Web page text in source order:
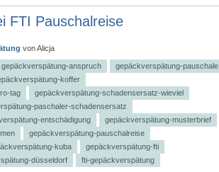
FTI Pauschalreise
vonAlicja
gepäckverspätung-anspruch
gepäckverspätung-pauschale
koffer
tag
gepäckverspätung-schadensersatz-wieviel
paschaler-schadensersatz
entschädigung
gepäckverspätung-musterbrief
gepäckverspätung-pauschalreise
kuba
gepäckverspätung-fti
düsseldorf fti-gepäckverspätung